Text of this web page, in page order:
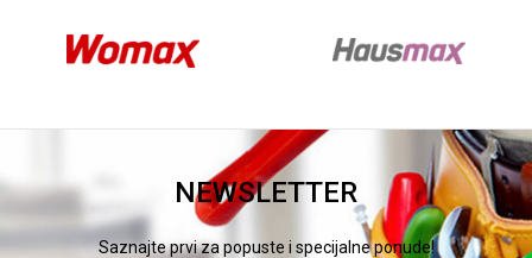
NEWSLETTER
Saznajte prvi za popuste i specijalne ponude!